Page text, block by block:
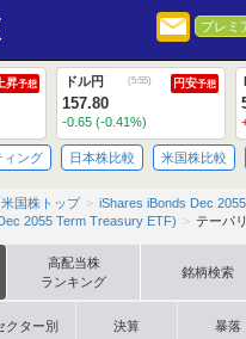
プレミ
上昇予想 ドル円 (5:55) 円安予想
157.80
-0.65 (-0.41%)
ィング 日本株比較 米国株比較
米国株トップ
iShares iBonds Dec
2055 Term Treasury ETF)
テーパ
高配当株
ランキング
銘柄検索
クター別 決算 暴落